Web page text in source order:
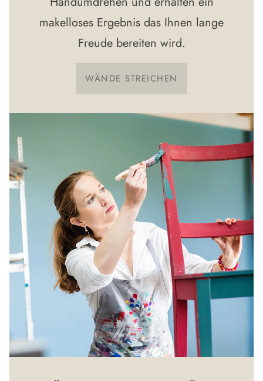
makelloses Ergebnis das Ihnen lange
Freude bereiten wird.
WÄNDE STREICHEN